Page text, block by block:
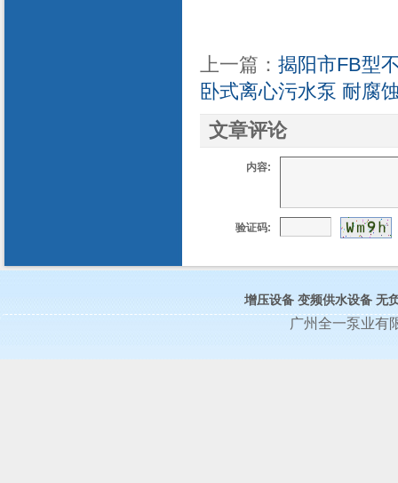
上一篇： 揭阳市FB型
卧式离心污水泵 耐腐
文章评论
内容:
验证码:
增压设备 变频供水设备 无
广州全一泵业有